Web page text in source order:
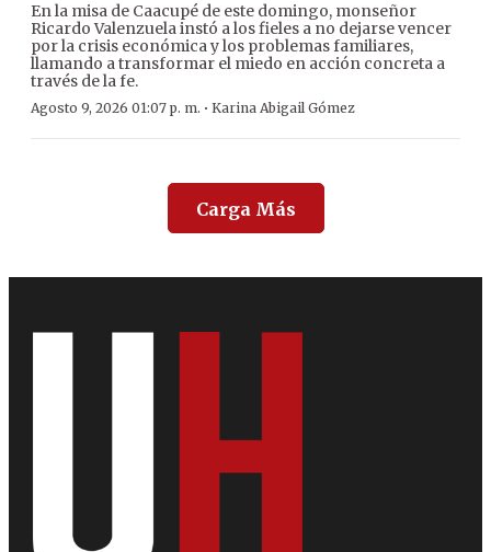
En la misa de Caacupé de este domingo, monseñor
Ricardo Valenzuela instó a los fieles a no dejarse vencer
por la crisis económica y los problemas familiares,
llamando a transformar el miedo en acción concreta a
través de la fe.
Agosto 9, 2026 01:07 p. m. · Karina Abigail Gómez
Carga Más